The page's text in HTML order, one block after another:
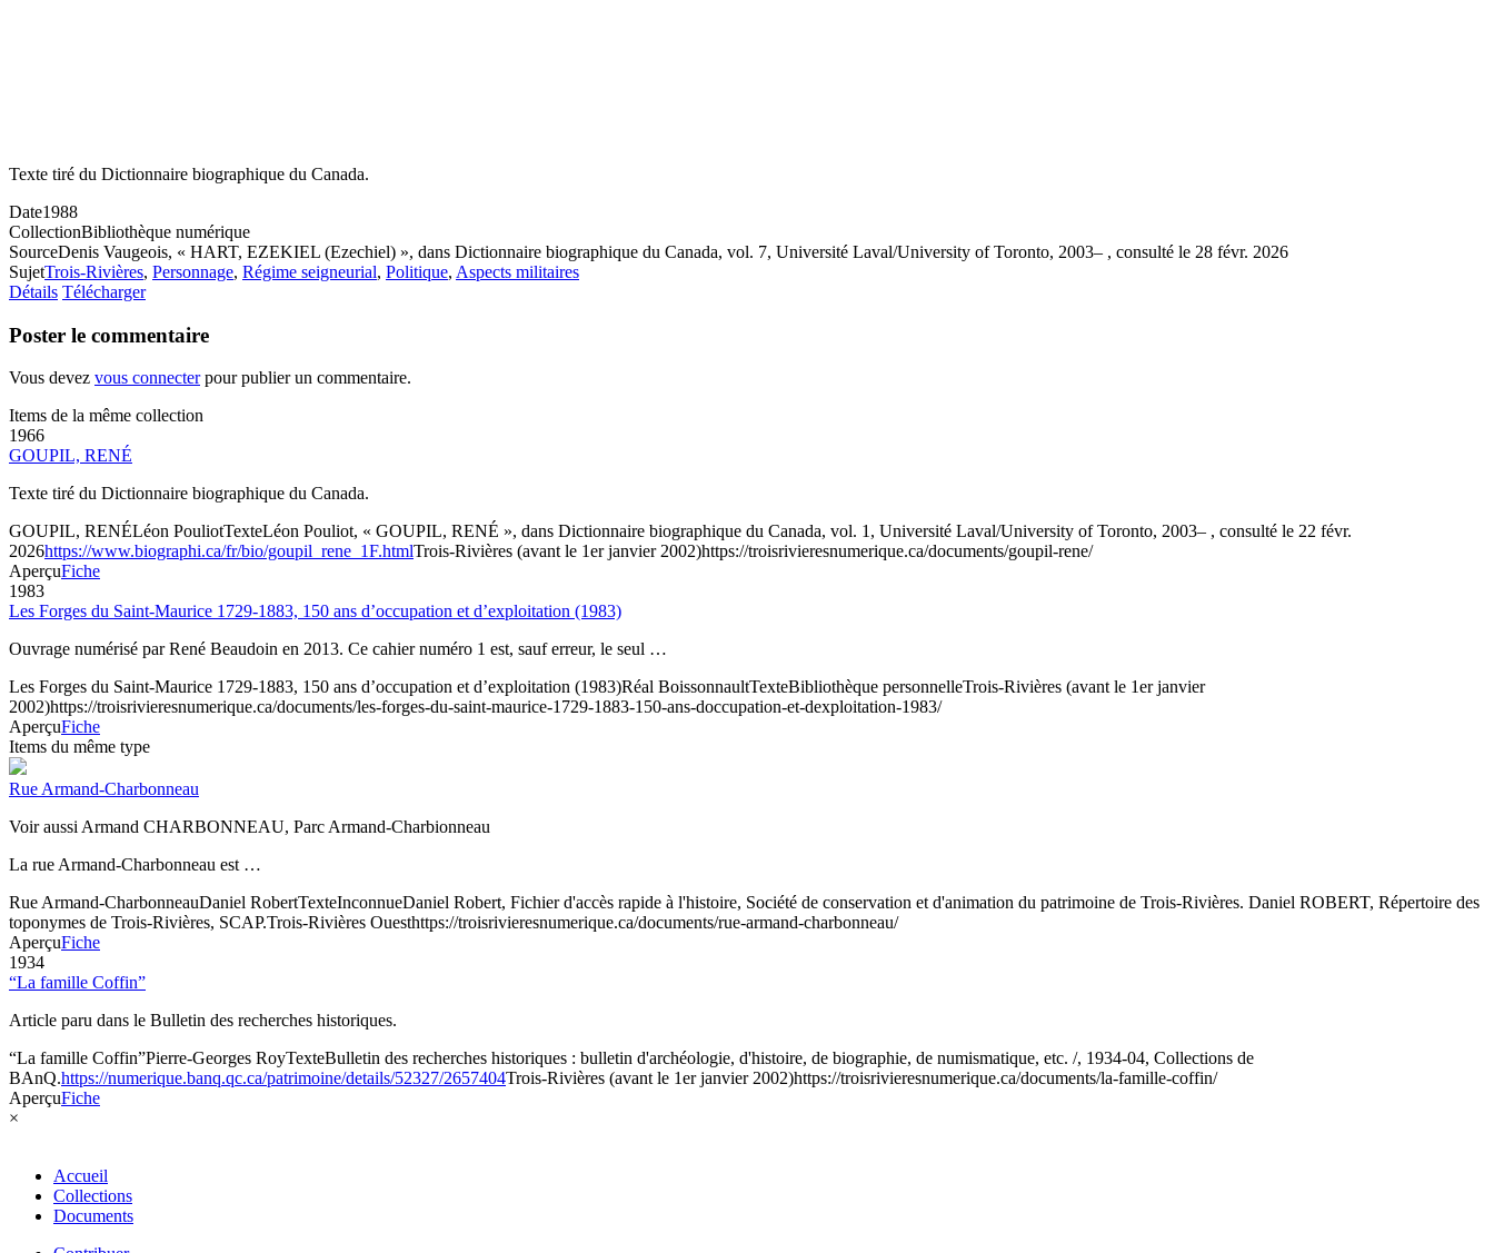
Texte tiré du Dictionnaire biographique du Canada.
Date1988
CollectionBibliothèque numérique
SourceDenis Vaugeois, « HART, EZEKIEL (Ezechiel) », dans Dictionnaire biographique du Canada, vol. 7, Université Laval/University of Toronto, 2003– , consulté le 28 févr. 2026
SujetTrois-Rivières, Personnage, Régime seigneurial, Politique, Aspects militaires
Détails Télécharger
Poster le commentaire
Vous devez vous connecterpour publier un commentaire.
Items de la même collection
1966
GOUPIL, RENÉ
Texte tiré du Dictionnaire biographique du Canada.
GOUPIL, RENÉLéon PouliotTexteLéon Pouliot, « GOUPIL, RENÉ », dans Dictionnaire biographique du Canada, vol. 1, Université Laval/University of Toronto, 2003– , consulté le 22 févr.
2026https://www.biographi.ca/fr/bio/goupil_rene_1F.htmlTrois-Rivières (avant le 1er janvier 2002)https://troisrivieresnumerique.ca/documents/goupil-rene/
AperçuFiche
1983
Les Forges du Saint-Maurice 1729-1883, 150 ans d’occupation et d’exploitation (1983)
Ouvrage numérisé par René Beaudoin en 2013. Ce cahier numéro 1 est, sauf erreur, le seul …
Les Forges du Saint-Maurice 1729-1883, 150 ans d’occupation et d’exploitation (1983)Réal BoissonnaultTexteBibliothèque personnelleTrois-Rivières (avant le 1er janvier
2002)https://troisrivieresnumerique.ca/documents/les-forges-du-saint-maurice-1729-1883-150-ans-doccupation-et-dexploitation-1983/
AperçuFiche
Items du même type
Rue Armand-Charbonneau
Voir aussi Armand CHARBONNEAU, Parc Armand-Charbionneau
La rue Armand-Charbonneau est …
Rue Armand-CharbonneauDaniel RobertTexteInconnueDaniel Robert, Fichier d'accès rapide à l'histoire, Société de conservation et d'animation du patrimoine de Trois-Rivières. Daniel ROBERT, Répertoire des
toponymes de Trois-Rivières, SCAP.Trois-Rivières Ouesthttps://troisrivieresnumerique.ca/documents/rue-armand-charbonneau/
AperçuFiche
1934
“La famille Coffin”
Article paru dans le Bulletin des recherches historiques.
“La famille Coffin”Pierre-Georges RoyTexteBulletin des recherches historiques : bulletin d'archéologie, d'histoire, de biographie, de numismatique, etc. /, 1934-04, Collections de
BAnQ.https://numerique.banq.qc.ca/patrimoine/details/52327/2657404Trois-Rivières (avant le 1er janvier 2002)https://troisrivieresnumerique.ca/documents/la-famille-coffin/
AperçuFiche
×
Accueil
Collections
Documents